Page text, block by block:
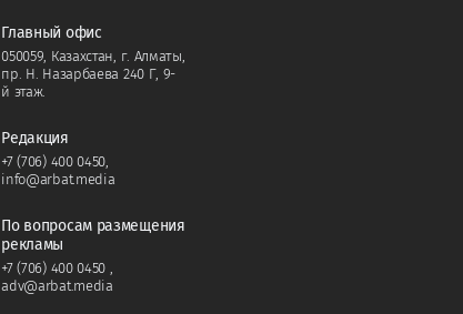
Главный офис
050059, Казахстан, г. Алматы,
пр. Н. Назарбаева 240 Г, 9-
й этаж.
Редакция
+7 (706) 400 0450
info@arbat.media
По вопросам размещения
рекламы
+7 (706) 400 0450
adv@arbat.media